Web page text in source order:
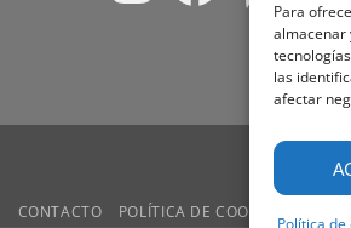
Para
almacenar
las
afectar
CONTACTO POLÍTICA DE COOKIES